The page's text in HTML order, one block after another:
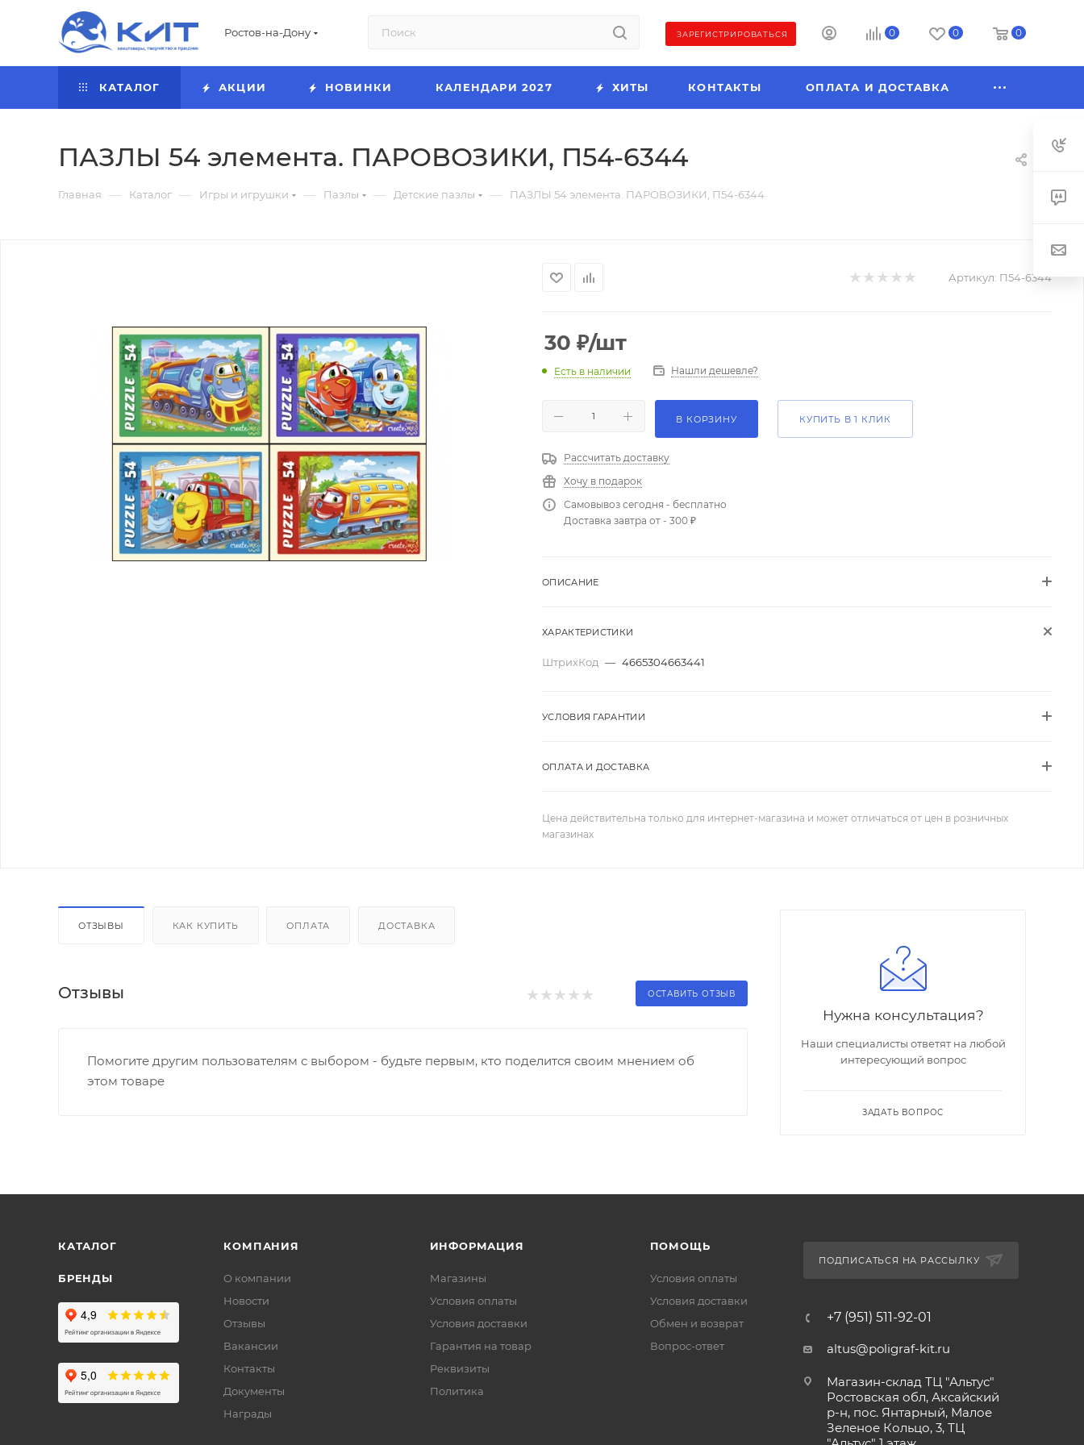
Ростов-на-Дону ЗАРЕГИСТРИРОВАТЬСЯ 0 0 0
КАТАЛОГ АКЦИИ НОВИНКИ КАЛЕНДАРИ 2027 ХИТЫ КОНТАКТЫ ОПЛАТА И ДОСТАВКА
ПАЗЛЫ 54 элемента. ПАРОВОЗИКИ, П54-6344
Главная — Каталог — Игры и игрушки — Пазлы — Детские пазлы — ПАЗЛЫ 54 элемента. ПАРОВОЗИКИ, П54-6344
Артикул: П54-6344
30 ₽/шт
Есть в наличии Нашли дешевле?
В КОРЗИНУ КУПИТЬ В 1 КЛИК
Рассчитать доставку
Хочу в подарок
Самовывоз сегодня - бесплатно
Доставка завтра от - 300 ₽
ОПИСАНИЕ
ХАРАКТЕРИСТИКИ
ШтрихКод — 4665304663441
УСЛОВИЯ ГАРАНТИИ
ОПЛАТА И ДОСТАВКА
Цена действительна только для интернет-магазина и может отличаться от цен в розничных
магазинах
ОТЗЫВЫ КАК КУПИТЬ ОПЛАТА ДОСТАВКА
Отзывы ОСТАВИТЬ ОТЗЫВ
Помогите другим пользователям с выбором - будьте первым, кто поделится своим мнением об
этом товаре
Нужна консультация?
Наши специалисты ответят на любой
интересующий вопрос
ЗАДАТЬ ВОПРОС
КАТАЛОГ
БРЕНДЫ
КОМПАНИЯ
О компании
Новости
Отзывы
Вакансии
Контакты
Документы
Награды
ИНФОРМАЦИЯ
Магазины
Условия оплаты
Условия доставки
Гарантия на товар
Реквизиты
Политика
ПОМОЩЬ
Условия оплаты
Условия доставки
Обмен и возврат
Вопрос-ответ
ПОДПИСАТЬСЯ НА РАССЫЛКУ
+7 (951) 511-92-01
altus@poligraf-kit.ru
Магазин-склад ТЦ "Альтус"
Ростовская обл, Аксайский
р-н, пос. Янтарный, Малое
Зеленое Кольцо, 3, ТЦ